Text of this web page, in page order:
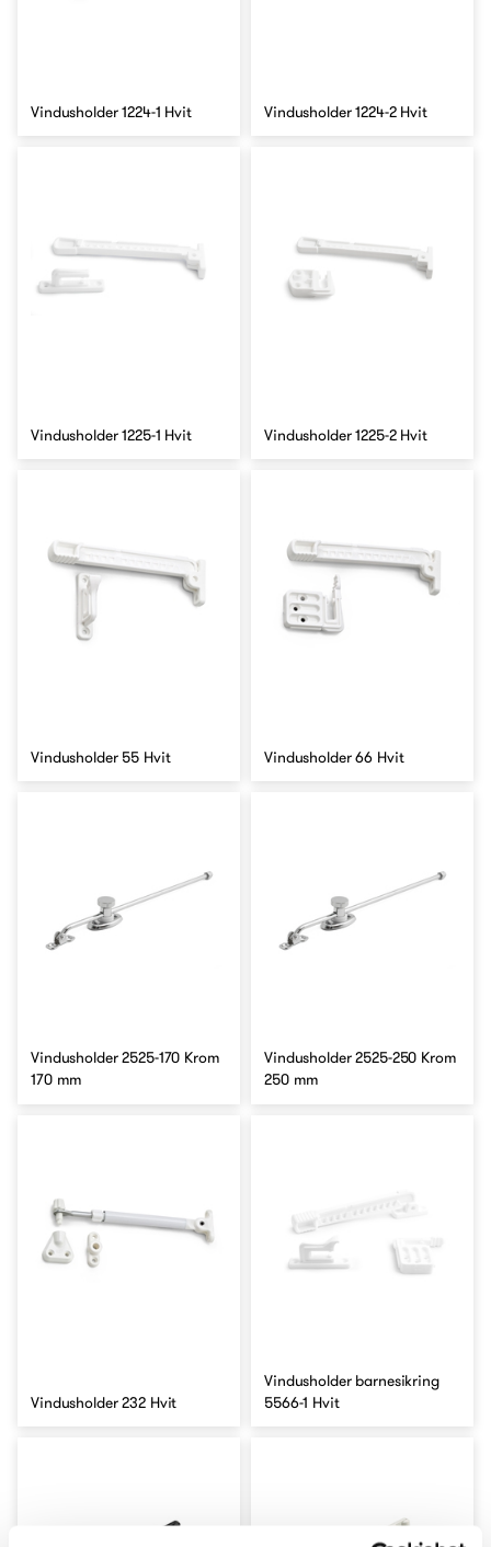
Vindusholder 1224-1 Hvit Vindusholder 1224-2 Hvit
Vindusholder 1225-1 Hvit Vindusholder 1225-2 Hvit
Vindusholder 55 Hvit Vindusholder 66 Hvit
Vindusholder 2525-170 Krom
170 mm
Vindusholder 2525-250 Krom
250 mm
Vindusholder 232 Hvit
Vindusholder barnesikring
5566-1 Hvit